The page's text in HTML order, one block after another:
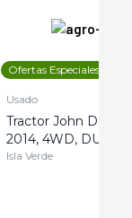
Ofertas Especiales
Usado
Tractor John Deere
2014, 4WD, DUAL
Isla Verde